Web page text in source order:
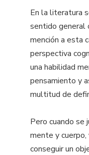
En la literatura
sentido general
mención a esta
perspectiva
una habilidad
pensamiento y
multitud de
Pero cuando
mente y
conseguir un